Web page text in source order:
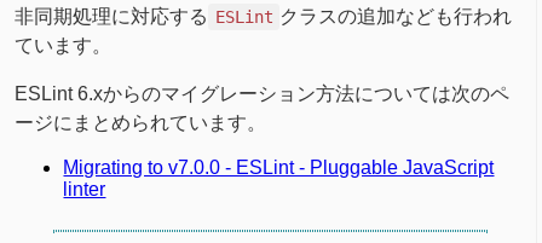
非同期処理に対応する ESLint クラスの追加なども行われ
ています。
ESLint 6.xからのマイグレーション方法については次のペ
ージにまとめられています。
Migrating to v7.0.0 - ESLint - Pluggable JavaScript
linter